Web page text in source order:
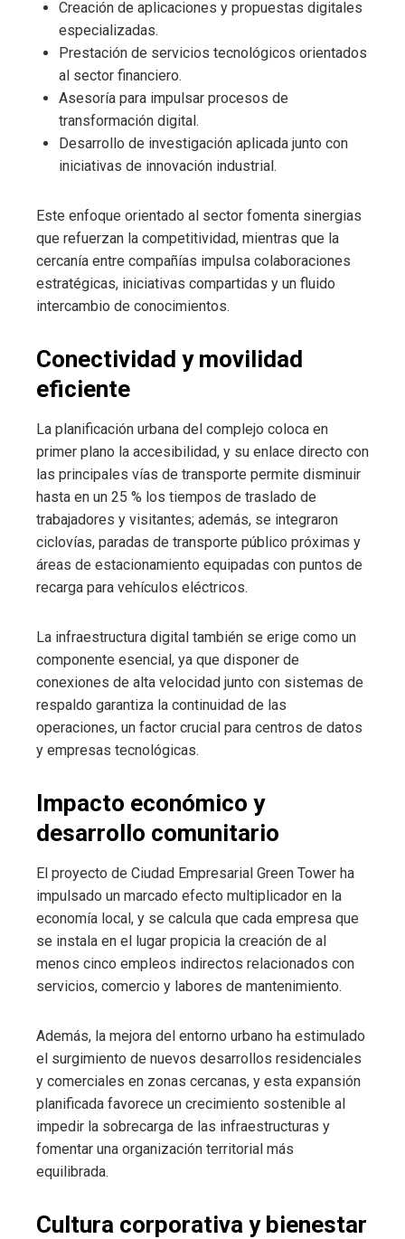
Creación de aplicaciones y propuestas digitales
especializadas.
Prestación de servicios tecnológicos orientados
al sector financiero.
Asesoría para impulsar procesos de
transformación digital.
Desarrollo de investigación aplicada junto con
iniciativas de innovación industrial.
Este enfoque orientado al sector fomenta sinergias
que refuerzan la competitividad, mientras que la
cercanía entre compañías impulsa colaboraciones
estratégicas, iniciativas compartidas y un fluido
intercambio de conocimientos.
Conectividad y movilidad
eficiente
La planificación urbana del complejo coloca en
primer plano la accesibilidad, y su enlace directo con
las principales vías de transporte permite disminuir
hasta en un 25 % los tiempos de traslado de
trabajadores y visitantes; además, se integraron
ciclovías, paradas de transporte público próximas y
áreas de estacionamiento equipadas con puntos de
recarga para vehículos eléctricos.
La infraestructura digital también se erige como un
componente esencial, ya que disponer de
conexiones de alta velocidad junto con sistemas de
respaldo garantiza la continuidad de las
operaciones, un factor crucial para centros de datos
y empresas tecnológicas.
Impacto económico y
desarrollo comunitario
El proyecto de Ciudad Empresarial Green Tower ha
impulsado un marcado efecto multiplicador en la
economía local, y se calcula que cada empresa que
se instala en el lugar propicia la creación de al
menos cinco empleos indirectos relacionados con
servicios, comercio y labores de mantenimiento.
Además, la mejora del entorno urbano ha estimulado
el surgimiento de nuevos desarrollos residenciales
y comerciales en zonas cercanas, y esta expansión
planificada favorece un crecimiento sostenible al
impedir la sobrecarga de las infraestructuras y
fomentar una organización territorial más
equilibrada.
Cultura corporativa y bienestar